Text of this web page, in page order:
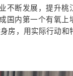
不断发展，提升桃
国内第一个有氧上
房，用实际行动和